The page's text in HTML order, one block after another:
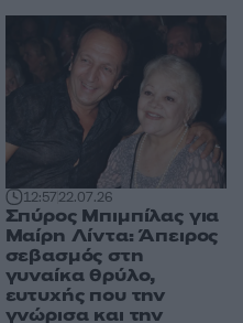
12:5722.07.26
Σπύρος Μπιμπίλας για
Μαίρη Λίντα: Άπειρος
σεβασμός στη
γυναίκα θρύλο,
ευτυχής που την
γνώρισα και την